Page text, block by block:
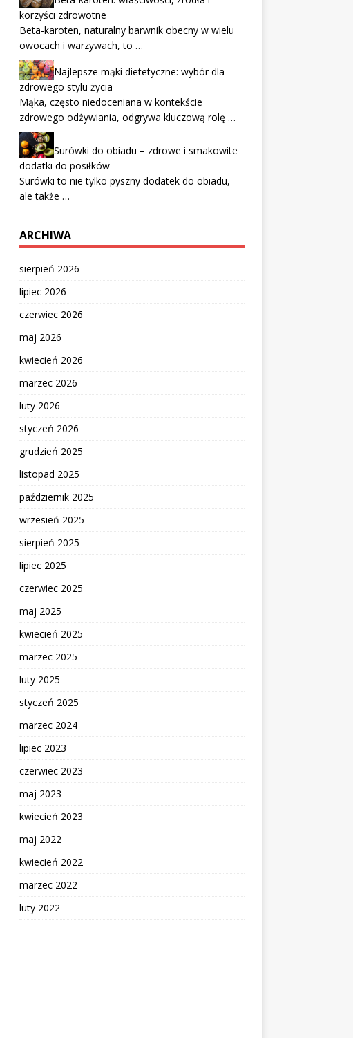
korzyści zdrowotne
Beta-karoten, naturalny barwnik obecny w wielu
owocach i warzywach, to …
Najlepsze mąki dietetyczne: wybór dla
zdrowego stylu życia
Mąka, często niedoceniana w kontekście
zdrowego odżywiania, odgrywa kluczową rolę …
Surówki do obiadu – zdrowe i smakowite
dodatki do posiłków
Surówki to nie tylko pyszny dodatek do obiadu,
ale także …
ARCHIWA
sierpień 2026
lipiec 2026
czerwiec 2026
maj 2026
kwiecień 2026
marzec 2026
luty 2026
styczeń 2026
grudzień 2025
listopad 2025
październik 2025
wrzesień 2025
sierpień 2025
lipiec 2025
czerwiec 2025
maj 2025
kwiecień 2025
marzec 2025
luty 2025
styczeń 2025
marzec 2024
lipiec 2023
czerwiec 2023
maj 2023
kwiecień 2023
maj 2022
kwiecień 2022
marzec 2022
luty 2022